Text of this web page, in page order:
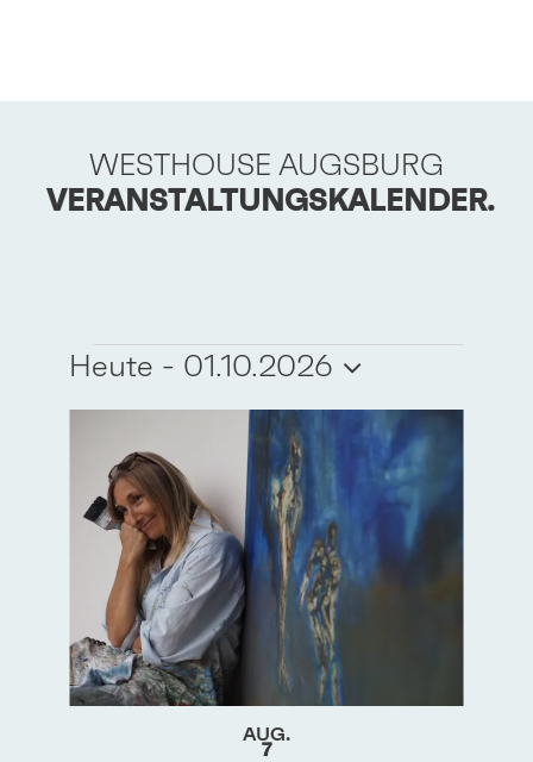
WESTHOUSE AUGSBURG
VERANSTALTUNGSKALENDER.
VERANSTALTUNGEN
Heute - 01.10.2026
Datum
VERANSTALTUNGEN
IN
PHOTO
VIEW
AUG.
7